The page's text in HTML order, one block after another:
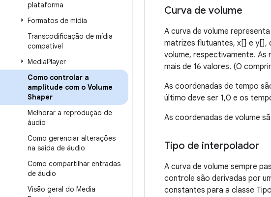
plataforma
Formatos de mídia
Transcodificação de mídia
compatível
MediaPlayer
Como controlar a
amplitude com o Volume
Shaper
Melhorar a reprodução de
áudio
Como gerenciar alterações
na saída de áudio
Como compartilhar entradas
de áudio
Visão geral do Media
Curva de volume
A curva de volume
matrizes flutuantes, x[] e y[],
volume, respectivamente.
mais de 16 valores. (O
As coordenadas de tempo
último deve ser 1,0 e os
As coordenadas de volume
Tipo de interpolador
A curva de volume sempre
controle são derivadas por
constantes para a classe